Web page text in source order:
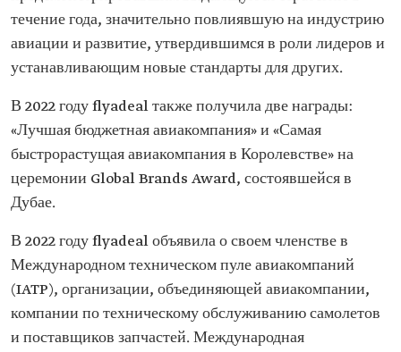
течение года, значительно повлиявшую на индустрию
авиации и развитие, утвердившимся в роли лидеров и
устанавливающим новые стандарты для других.
В 2022 году flyadeal также получила две награды:
«Лучшая бюджетная авиакомпания» и «Самая
быстрорастущая авиакомпания в Королевстве» на
церемонии Global Brands Award, состоявшейся в
Дубае.
В 2022 году flyadeal объявила о своем членстве в
Международном техническом пуле авиакомпаний
(IATP), организации, объединяющей авиакомпании,
компании по техническому обслуживанию самолетов
и поставщиков запчастей. Международная